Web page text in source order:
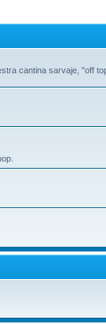
cantina sarvaje, "off